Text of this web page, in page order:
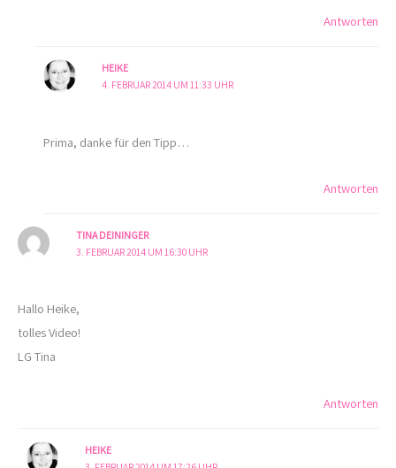
Antworten
HEIKE
4. FEBRUAR 2014 UM 11:33 UHR
Prima, danke für den Tipp…
Antworten
TINA DEININGER
3. FEBRUAR 2014 UM 16:30 UHR
Hallo Heike,
tolles Video!
LG Tina
Antworten
HEIKE